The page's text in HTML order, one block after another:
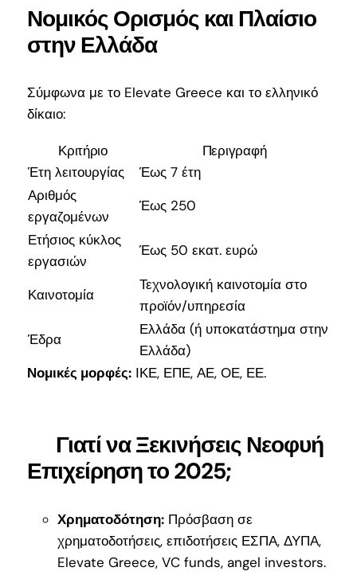
Νομικός Ορισμός και Πλαίσιο
στην Ελλάδα
Σύμφωνα με το Elevate Greece και το ελληνικό
δίκαιο:
Κριτήριο
Περιγραφή
Έτη λειτουργίας
Έως 7 έτη
Αριθμός
εργαζομένων
Έως 250
Ετήσιος κύκλος
εργασιών
Έως 50 εκατ. ευρώ
Καινοτομία
Τεχνολογική καινοτομία στο
προϊόν/υπηρεσία
Έδρα
Ελλάδα (ή υποκατάστημα στην
Ελλάδα)
Νομικές μορφές: ΙΚΕ, ΕΠΕ, ΑΕ, ΟΕ, ΕΕ.
Γιατί να Ξεκινήσεις Νεοφυή
Επιχείρηση το 2025;
Χρηματοδότηση: Πρόσβαση σε
χρηματοδοτήσεις, επιδοτήσεις ΕΣΠΑ, ΔΥΠΑ,
Elevate Greece, VC funds, angel investors.